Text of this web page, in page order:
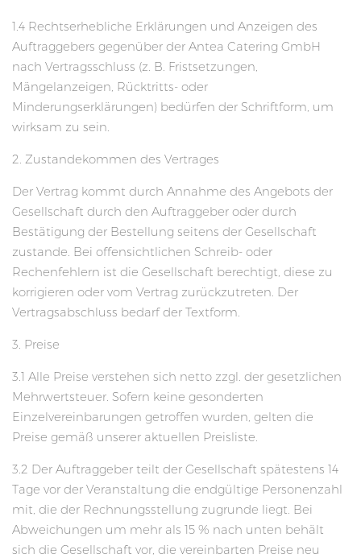
1.4 Rechtserhebliche Erklärungen und Anzeigen des
Auftraggebers gegenüber der Antea Catering GmbH
nach Vertragsschluss (z. B. Fristsetzungen,
Mängelanzeigen, Rücktritts- oder
Minderungserklärungen) bedürfen der Schriftform, um
wirksam zu sein.
2. Zustandekommen des Vertrages
Der Vertrag kommt durch Annahme des Angebots der
Gesellschaft durch den Auftraggeber oder durch
Bestätigung der Bestellung seitens der Gesellschaft
zustande. Bei offensichtlichen Schreib- oder
Rechenfehlern ist die Gesellschaft berechtigt, diese zu
korrigieren oder vom Vertrag zurückzutreten. Der
Vertragsabschluss bedarf der Textform.
3. Preise
3.1 Alle Preise verstehen sich netto zzgl. der gesetzlichen
Mehrwertsteuer. Sofern keine gesonderten
Einzelvereinbarungen getroffen wurden, gelten die
Preise gemäß unserer aktuellen Preisliste.
3.2 Der Auftraggeber teilt der Gesellschaft spätestens 14
Tage vor der Veranstaltung die endgültige Personenzahl
mit, die der Rechnungsstellung zugrunde liegt. Bei
Abweichungen um mehr als 15 % nach unten behält
sich die Gesellschaft vor, die vereinbarten Preise neu